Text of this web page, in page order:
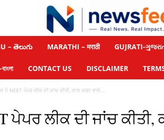
– తెలుగు MARATHI – मराठी GUJRATI-
CONTACT US DISCLAIMER
ਨੇ NEET ਪੇਪਰ ਲੀਕ ਦੀ ਜਾਂਚ ਕੀਤੀ, ਕਾਲ ਕਰਨ ਵਾਲੇ...
ਲੀਕ ਦੀ ਜਾਂਚ ਕੀਤੀ,